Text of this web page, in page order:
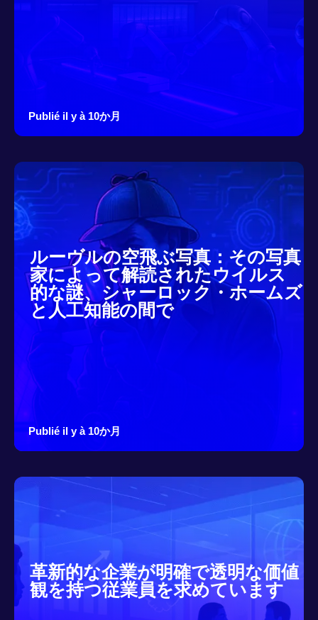
Publié il y à 10か月
ルーヴルの空飛ぶ写真：その写真
家によって解読されたウイルス
的な謎、シャーロック・ホームズ
と人工知能の間で
Publié il y à 10か月
革新的な企業が明確で透明な価値
観を持つ従業員を求めています